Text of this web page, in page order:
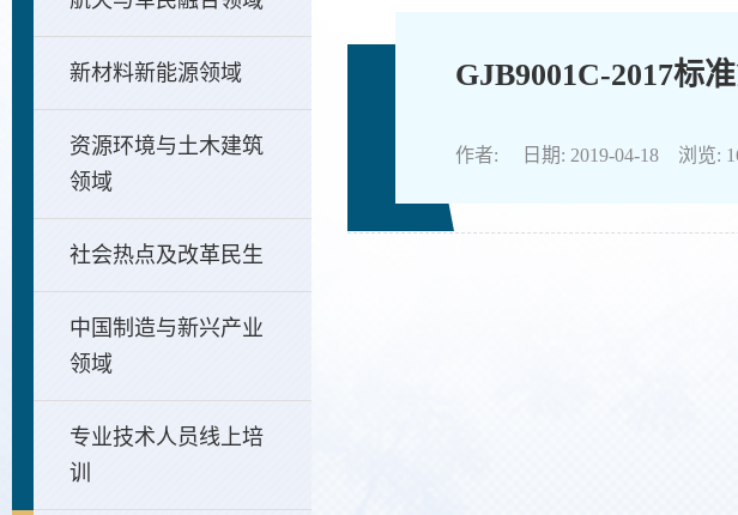
新材料新能源领域
资源环境与土木建筑
领域
社会热点及改革民生
中国制造与新兴产业
领域
专业技术人员线上培
训
GJB9001C-2017标
作者: 日期: 2019-04-18 浏览: